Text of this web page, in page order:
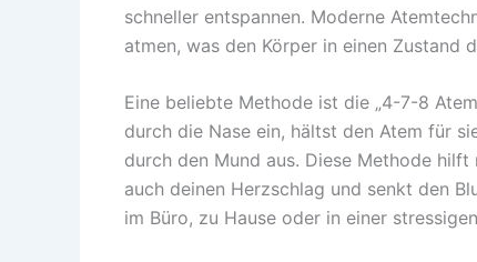
schneller entspannen. Moderne
atmen, was den Körper in einen Zustand
Eine beliebte Methode ist die „4-7-8
durch die Nase ein, hältst den Atem für
durch den Mund aus. Diese Methode
auch deinen Herzschlag und senkt den
im Büro, zu Hause oder in einer